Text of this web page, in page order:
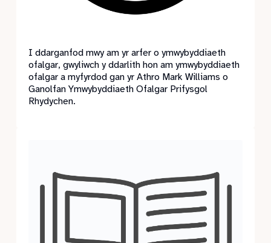
I ddarganfod mwy am yr arfer o ymwybyddiaeth
ofalgar, gwyliwch y ddarlith hon am ymwybyddiaeth
ofalgar a myfyrdod gan yr Athro Mark Williams o
Ganolfan Ymwybyddiaeth Ofalgar Prifysgol
Rhydychen.